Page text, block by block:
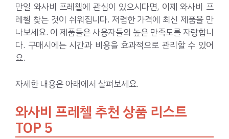
만일 와사비 프레첼에 관심이 있으시다면, 이제 와사비 프
레첼 찾는 것이 쉬워집니다. 저렴한 가격에 최신 제품을 만
나보세요. 이 제품들은 사용자들의 높은 만족도를 자랑합니
다. 구매시에는 시간과 비용을 효과적으로 관리할 수 있어
요.
자세한 내용은 아래에서 살펴보세요.
와사비 프레첼 추천 상품 리스트
TOP 5